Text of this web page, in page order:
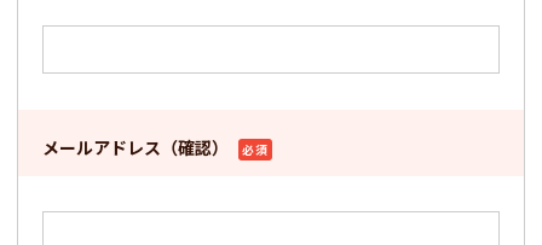
メールアドレス（確認） 必須